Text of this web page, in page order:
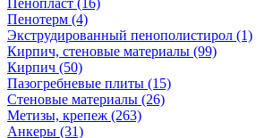
Пенопласт (16)
Пенотерм (4)
Экструдированный пенополистирол (1)
Кирпич, стеновые материалы (99)
Кирпич (50)
Пазогребневые плиты (15)
Стеновые материалы (26)
Метизы, крепеж (263)
Анкеры (31)